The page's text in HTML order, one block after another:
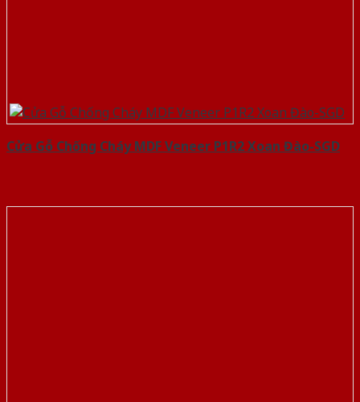
Cửa Gỗ Chống Cháy MDF Veneer P1R2 Xoan Đào-SGD